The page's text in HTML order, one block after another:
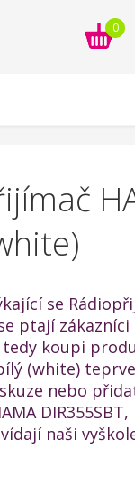
0
se
ptají
tedy koupi
(white)
nebo
naši